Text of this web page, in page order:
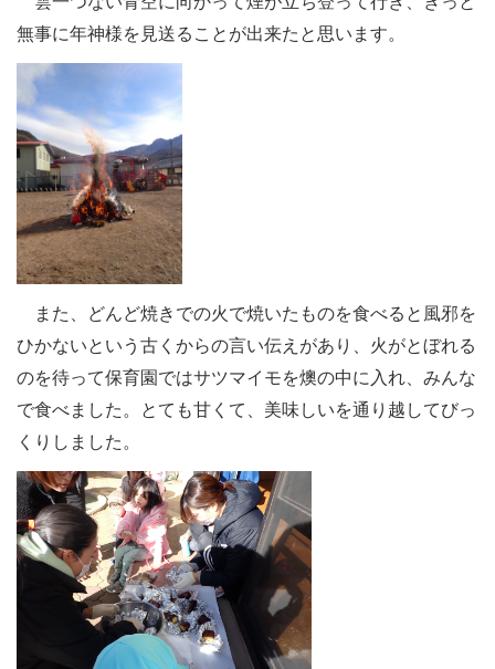
無事に年神様を見送ることが出来たと思います。
また、どんど焼きでの火で焼いたものを食べると風邪を
ひかないという古くからの言い伝えがあり、火がとぼれる
のを待って保育園ではサツマイモを燠の中に入れ、みんな
で食べました。とても甘くて、美味しいを通り越してびっ
くりしました。